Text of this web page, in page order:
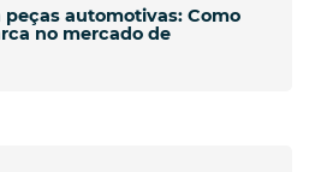
automotivas: Como
no mercado de